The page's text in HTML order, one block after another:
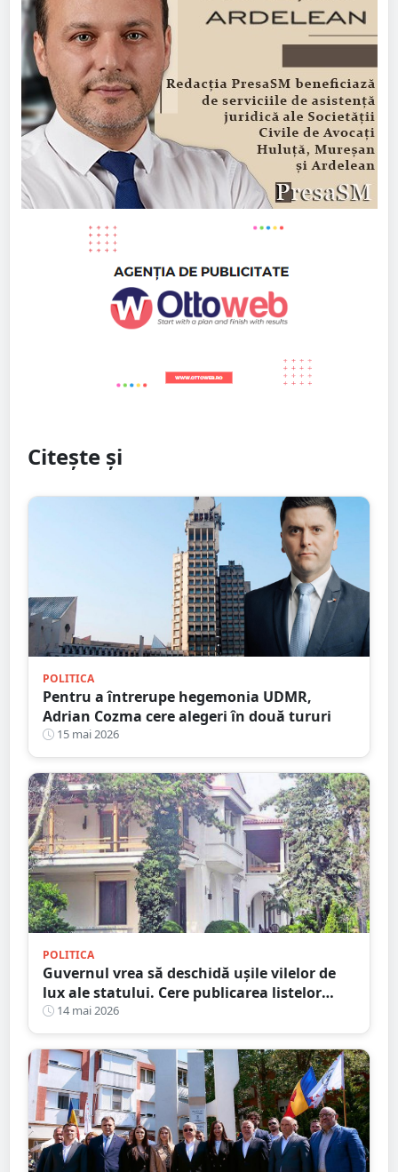
Citește și
POLITICA
Pentru a întrerupe hegemonia UDMR,
Adrian Cozma cere alegeri în două tururi
15 mai 2026
POLITICA
Guvernul vrea să deschidă ușile vilelor de
lux ale statului. Cere publicarea listelor
complete cu beneficiarii și imobilele de
protocol
14 mai 2026